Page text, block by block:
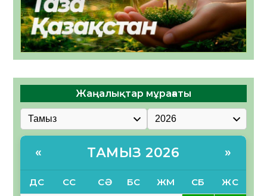
Жаңалықтар мұрағаты
« ТАМЫЗ 2026 »
ДС СС СӘ БС ЖМ СБ ЖС